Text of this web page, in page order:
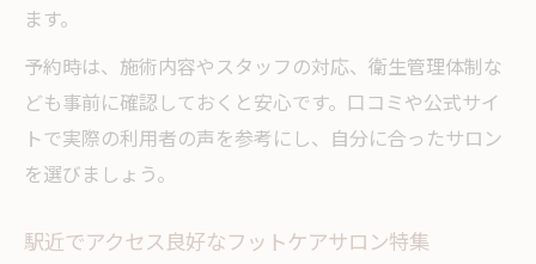
ます。
予約時は、施術内容やスタッフの対応、衛生管理体制な
ども事前に確認しておくと安心です。口コミや公式サイ
トで実際の利用者の声を参考にし、自分に合ったサロン
を選びましょう。
駅近でアクセス良好なフットケアサロン特集